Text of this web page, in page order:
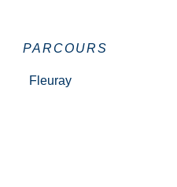
PARCOURS
Fleuray